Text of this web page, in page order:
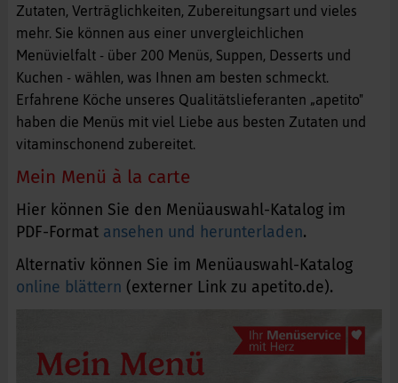
Zutaten, Verträglichkeiten, Zubereitungsart und vieles
mehr. Sie können aus einer unvergleichlichen
Menüvielfalt - über 200 Menüs, Suppen, Desserts und
Kuchen - wählen, was Ihnen am besten schmeckt.
Erfahrene Köche unseres Qualitätslieferanten „apetito"
haben die Menüs mit viel Liebe aus besten Zutaten und
vitaminschonend zubereitet.
Mein Menü à la carte
Hier können Sie den Menüauswahl-Katalog im
PDF-Format ansehen und herunterladen.
Alternativ können Sie im Menüauswahl-Katalog
online blättern (externer Link zu apetito.de).